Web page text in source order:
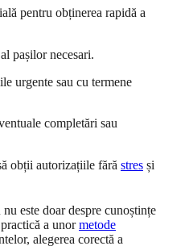
pentru obținerea rapidă a
pașilor necesari.
urgente sau cu termene
completări sau
obții autorizațiile fără stres și
este doar despre cunoștințe
a unormetode
alegerea corectă a